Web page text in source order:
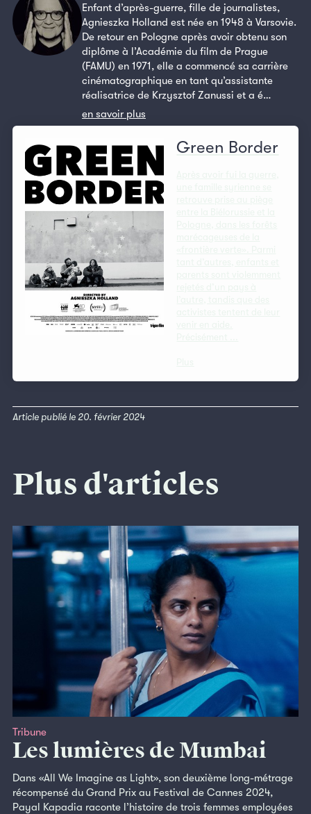
Enfant d’après-guerre, fille de journalistes,
Agnieszka Holland est née en 1948 à Varsovie.
De retour en Pologne après avoir obtenu son
diplôme à l’Académie du film de Prague
(FAMU) en 1971, elle a commencé sa carrière
cinématographique en tant qu’assistante
réalisatrice de Krzysztof Zanussi et a é…
en savoir plus
Green Border
Article publié le 20. février 2024
Plus d'articles
Tribune
Les lumières de Mumbai
Dans «All We Imagine as Light», son deuxième long-métrage
récompensé du Grand Prix au Festival de Cannes 2024,
Payal Kapadia raconte l’histoire de trois femmes employées